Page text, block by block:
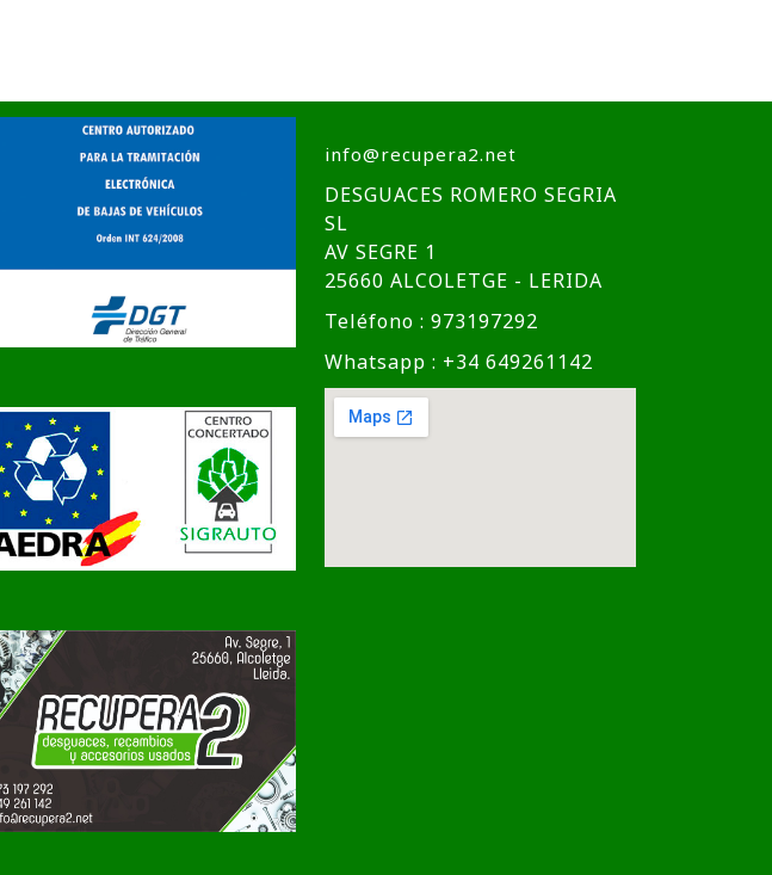
info@recupera2.net
DESGUACES ROMERO SEGRIA
SL
AV SEGRE 1
25660 ALCOLETGE - LERIDA
Teléfono : 973197292
Whatsapp : +34 649261142